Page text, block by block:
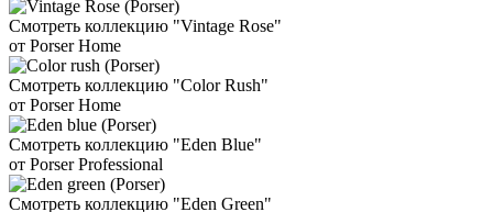
Смотреть коллекцию "Vintage Rose"
от Porser Home
Смотреть коллекцию "Color Rush"
от Porser Home
Смотреть коллекцию "Eden Blue"
от Porser Professional
Смотреть коллекцию "Eden Green"